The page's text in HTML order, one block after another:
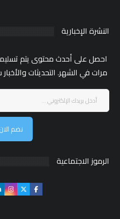
النشرة الإخبارية
احصل على أحدث محتوى يتم
مرات في الشهر. التحديثات
نضم الان
الرموز الاجتماعية